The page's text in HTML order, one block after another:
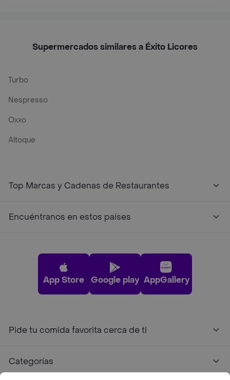
Supermercados similares a Éxito Licores
Turbo
Nespresso
Oxxo
Altoque
Top Marcas y Cadenas de Restaurantes
Encuéntranos en estos países
App Store Google play AppGallery
Pide tu comida favorita cerca de ti
Categorías